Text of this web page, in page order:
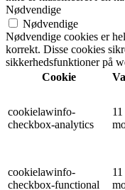
Nødvendige
Nødvendige
Nødvendige cookies er
korrekt. Disse cookies
sikkerhedsfunktioner på
Cookie
cookielawinfo-
checkbox-analytics
11
cookielawinfo-
checkbox-functional
11